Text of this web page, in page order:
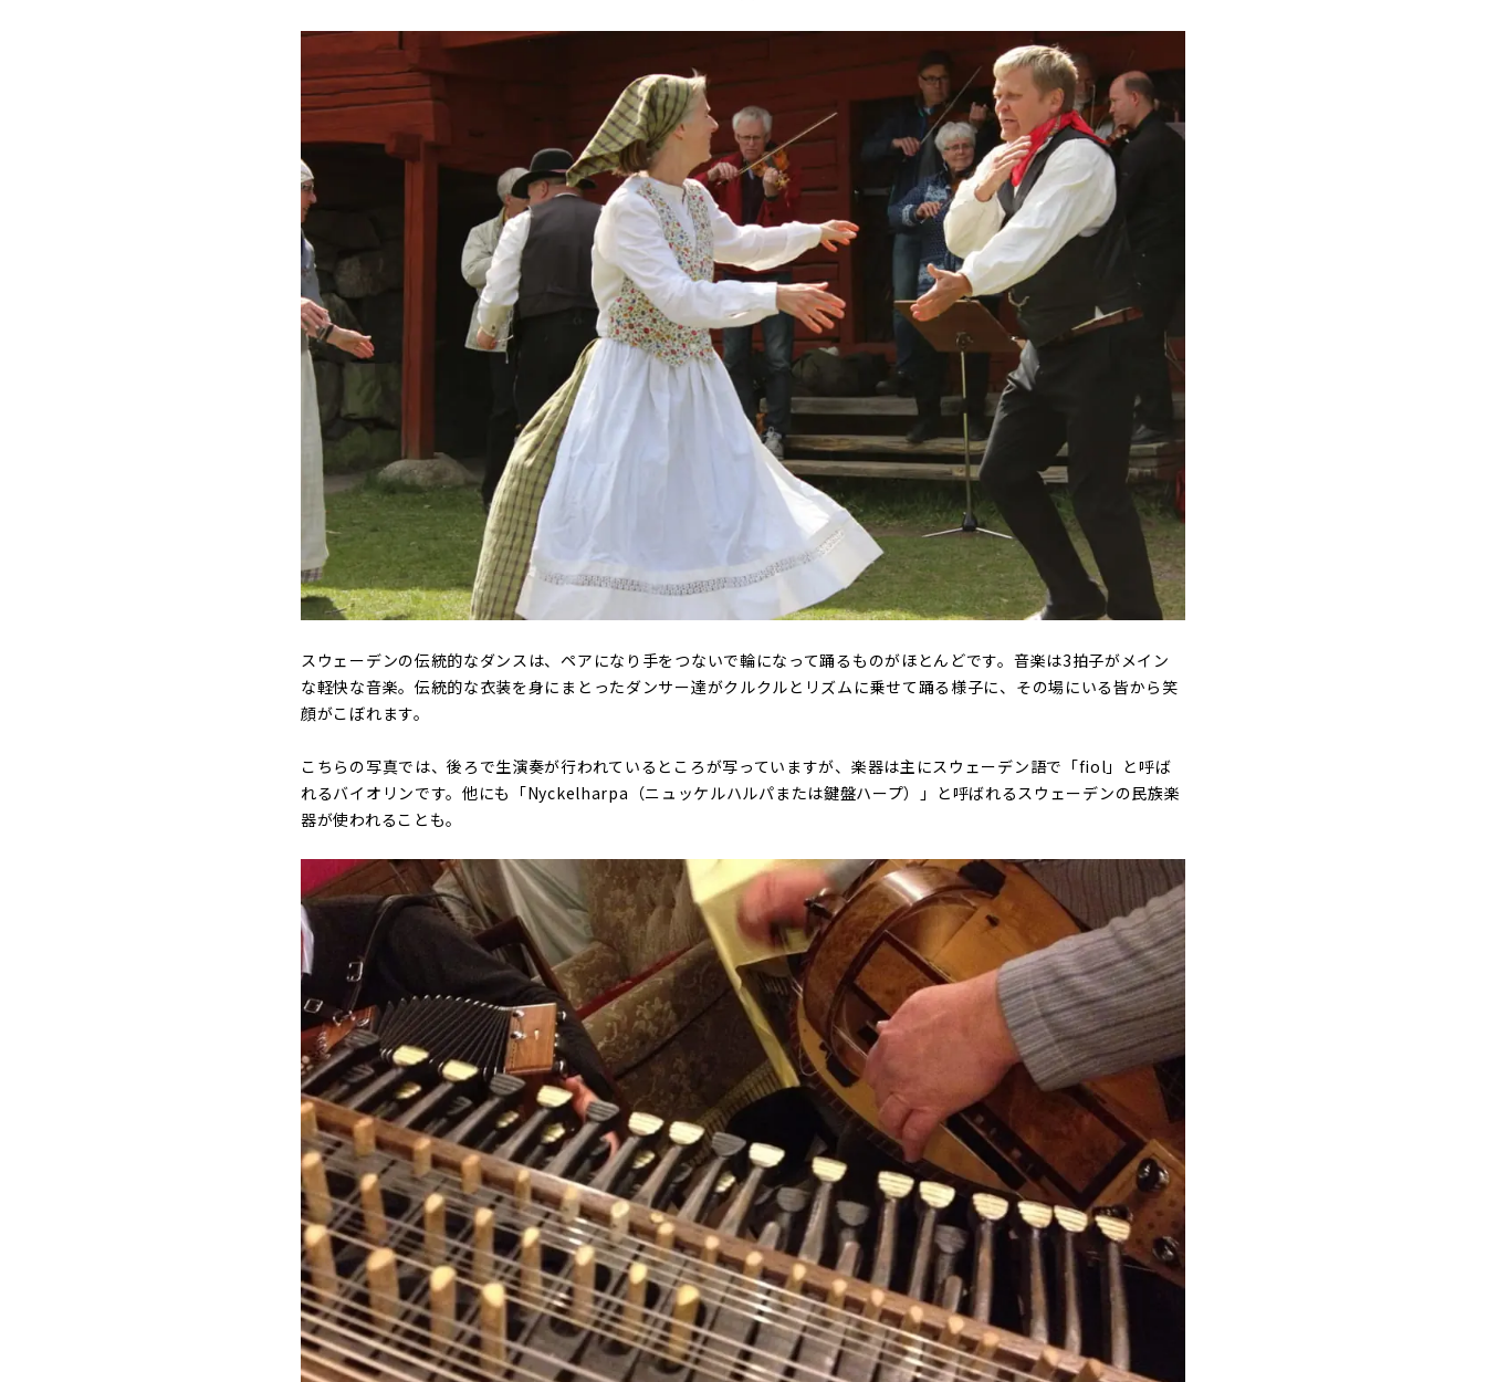
スウェーデンの伝統的なダンスは、ペアになり手をつないで輪になって踊るものがほとんどです。音楽は3拍子がメイン
な軽快な音楽。伝統的な衣装を身にまとったダンサー達がクルクルとリズムに乗せて踊る様子に、その場にいる皆から笑
顔がこぼれます。
こちらの写真では、後ろで生演奏が行われているところが写っていますが、楽器は主にスウェーデン語で「fiol」と呼ば
れるバイオリンです。他にも「Nyckelharpa（ニュッケルハルパまたは鍵盤ハープ）」と呼ばれるスウェーデンの民族楽
器が使われることも。